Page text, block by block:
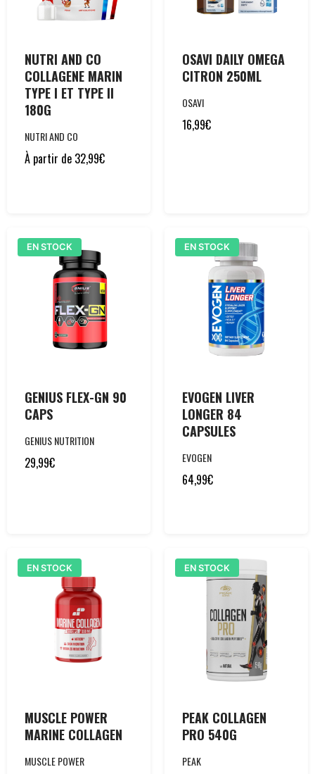
NUTRI AND CO
COLLAGENE MARIN
TYPE I ET TYPE II
180G
NUTRI AND CO
À partir de 32,99€
OSAVI DAILY OMEGA
CITRON 250ML
OSAVI
16,99€
EN STOCK
GENIUS FLEX-GN 90
CAPS
GENIUS NUTRITION
29,99€
EN STOCK
EVOGEN LIVER
LONGER 84
CAPSULES
EVOGEN
64,99€
EN STOCK
MUSCLE POWER
MARINE COLLAGEN
MUSCLE POWER
EN STOCK
PEAK COLLAGEN
PRO 540G
PEAK